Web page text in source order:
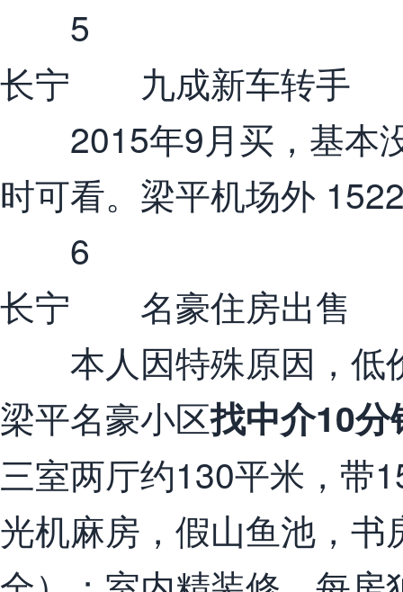
5
长宁 九成新车转手
2015年9月买，基本
时可看。梁平机场外
6
长宁 名豪住房出售
本人因特殊原因，低
梁平名豪小区找中介10
三室两厅约130平米，带
光机麻房，假山鱼池，